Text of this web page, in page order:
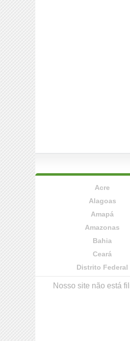
Acre
Alagoas
Amapá
Amazonas
Bahia
Ceará
Distrito Federal
Nosso site não está